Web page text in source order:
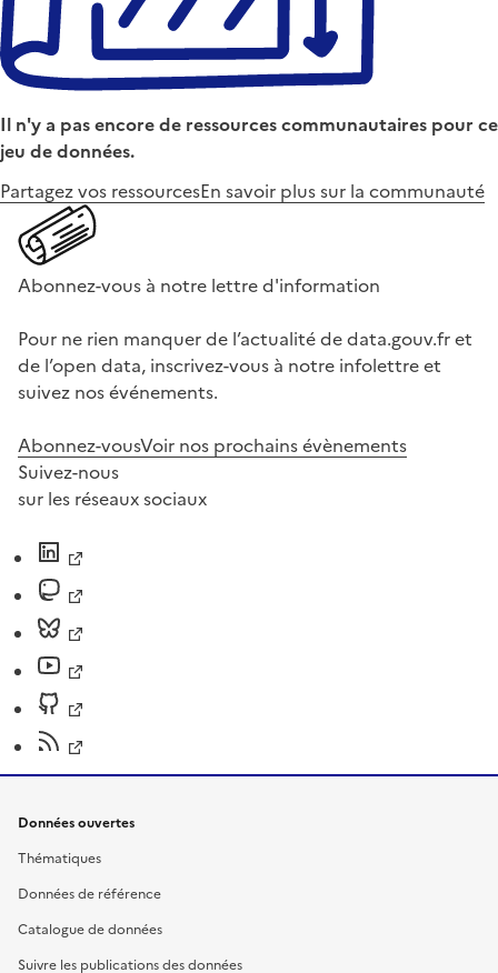
Il n'y a pas encore de ressources communautaires pour ce
jeu de données.
Partagez vos ressourcesEn savoir plus sur la communauté
Abonnez-vous à notre lettre d'information
Pour ne rien manquer de l’actualité de data.gouv.fr et
de l’open data, inscrivez-vous à notre infolettre et
suivez nos événements.
Abonnez-vousVoir nos prochains évènements
Suivez-nous
sur les réseaux sociaux
Données ouvertes
Thématiques
Données de référence
Catalogue de données
Suivre les publications des données